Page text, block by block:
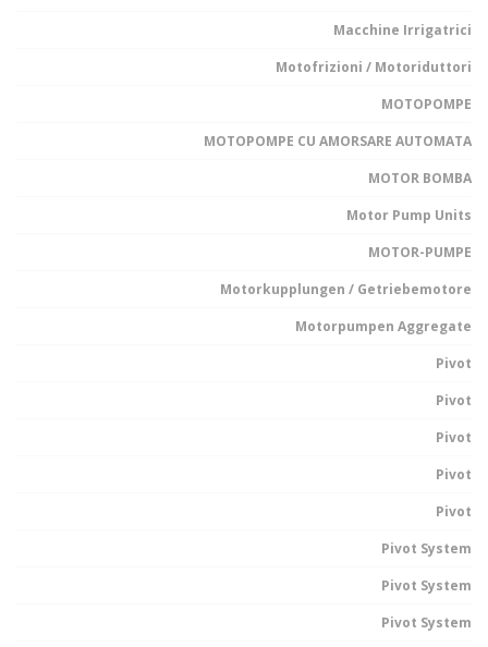
Macchine Irrigatrici
Motofrizioni / Motoriduttori
MOTOPOMPE
MOTOPOMPE CU AMORSARE AUTOMATA
MOTOR BOMBA
Motor Pump Units
MOTOR-PUMPE
Motorkupplungen / Getriebemotore
Motorpumpen Aggregate
Pivot
Pivot
Pivot
Pivot
Pivot
Pivot System
Pivot System
Pivot System